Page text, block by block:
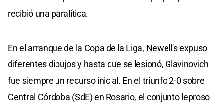
recibió una paralítica.
En el arranque de la Copa de la Liga, Newell's expuso
diferentes dibujos y hasta que se lesionó, Glavinovich
fue siempre un recurso inicial. En el triunfo 2-0 sobre
Central Córdoba (SdE) en Rosario, el conjunto leproso